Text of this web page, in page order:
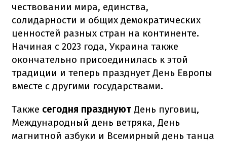
чествовании мира, единства,
солидарности и общих демократических
ценностей разных стран на континенте.
Начиная с 2023 года, Украина также
окончательно присоединилась к этой
традиции и теперь празднует День Европы
вместе с другими государствами.
Также сегодня празднуют День пуговиц,
Международный день ветряка, День
магнитной азбуки и Всемирный день танца